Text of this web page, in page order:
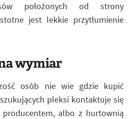
położonych od strony
jest lekkie przytłumienie
wymiar
osób nie wie gdzie kupić
pleksi kontaktuje się
albo z hurtownią